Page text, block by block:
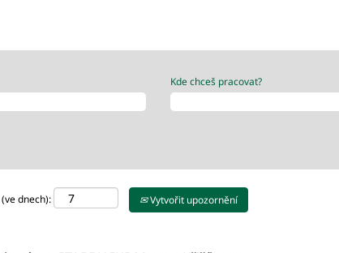
Kde chceš pracovat?
dnech): Vytvořit upozornění